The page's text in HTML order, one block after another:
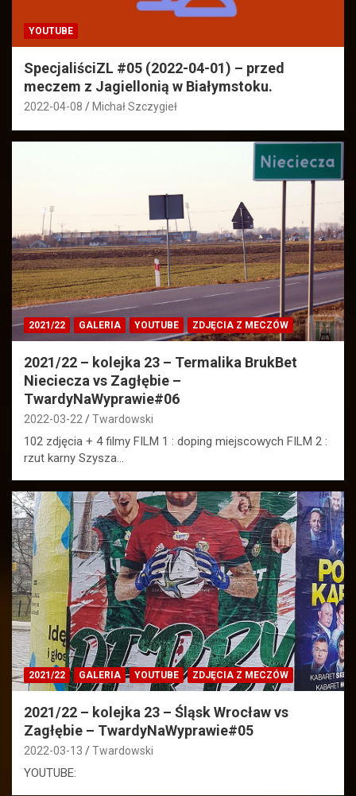
YOUTUBE
SpecjaliściZL #05 (2022-04-01) – przed
meczem z Jagiellonią w Białymstoku.
2022-04-08 Michał Szczygieł
2021/22 GALERIA YOUTUBE ZDJĘCIA Z MECZÓW
2021/22 – kolejka 23 – Termalika BrukBet
Nieciecza vs Zagłębie –
TwardyNaWyprawie#06
2022-03-22 Twardowski
102 zdjęcia + 4 filmy FILM 1 : doping miejscowych FILM 2 :
rzut karny Szysza…
2021/22 GALERIA YOUTUBE ZDJĘCIA Z MECZÓW
2021/22 – kolejka 23 – Śląsk Wrocław vs
Zagłębie – TwardyNaWyprawie#05
2022-03-13 Twardowski
YOUTUBE: